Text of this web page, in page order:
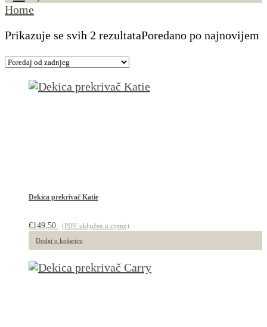
Home
Prikazuje se svih 2 rezultataPoredano po najnovijem
Dekica prekrivač Katie
€149,50 (PDV uključen u cijenu)
Dodaj u košaricu